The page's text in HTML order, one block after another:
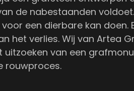
de nabestaanden
een dierbare kan doen.
het verlies. Wij van Artea
van een
rouwproces.